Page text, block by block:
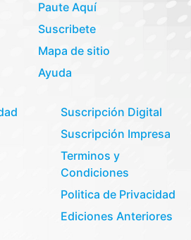
Paute Aquí
Suscribete
Mapa de sitio
Ayuda
Suscripción Digital
Suscripción Impresa
Terminos y
Condiciones
Politica de Privacidad
Ediciones Anteriores